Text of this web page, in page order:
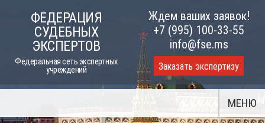
ФЕДЕРАЦИЯ
СУДЕБНЫХ
ЭКСПЕРТОВ
Федеральная сеть экспертных
учреждений
Ждем ваших заявок!
+7 (995) 100-33-55
info@fse.ms
Заказать экспертизу
МЕНЮ